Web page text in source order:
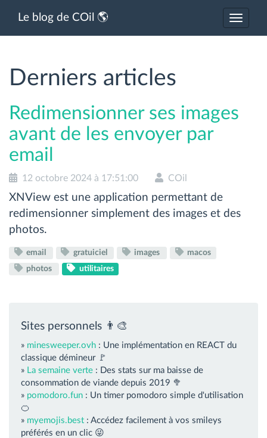
Le blog de COil 🌎
Activer
Derniers articles
Redimensionner ses images
avant de les envoyer par
email
12 octobre 2024 à 17:51:00 COil
XNView est une application permettant de
redimensionner simplement des images et des
photos.
email gratuiciel images
macos
photos
utilitaires
Sites personnels 👨‍🎨
» minesweeper.ovh : Une implémentation en REACT du
classique démineur 🚩
» La semaine verte : Des stats sur ma baisse de
consommation de viande depuis 2019 🥦
» pomodoro.fun : Un timer pomodoro simple d'utilisation
🍊
» myemojis.best : Accédez facilement à vos smileys
préférés en un clic 😜